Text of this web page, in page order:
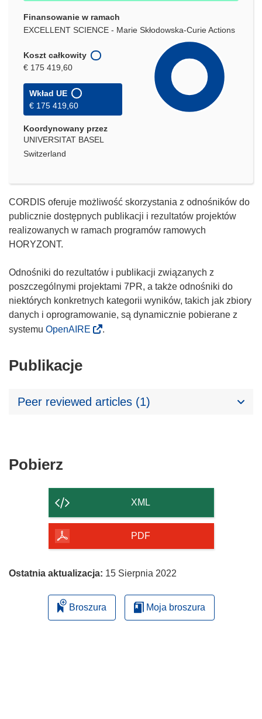
Finansowanie w ramach
EXCELLENT SCIENCE - Marie Skłodowska-Curie Actions
Koszt całkowity
€ 175 419,60
Wkład UE
€ 175 419,60
Koordynowany przez
UNIVERSITAT BASEL
Switzerland
CORDIS oferuje możliwość skorzystania z odnośników do
publicznie dostępnych publikacji i rezultatów projektów
realizowanych w ramach programów ramowych
HORYZONT.
Odnośniki do rezultatów i publikacji związanych z
poszczególnymi projektami 7PR, a także odnośniki do
niektórych konkretnych kategorii wyników, takich jak zbiory
danych i oprogramowanie, są dynamicznie pobierane z
systemu OpenAIRE .
Publikacje
Peer reviewed articles (1)
Pobierz
strony
XML
PDF
Ostatnia aktualizacja: 15 Sierpnia 2022
Broszura Moja broszura